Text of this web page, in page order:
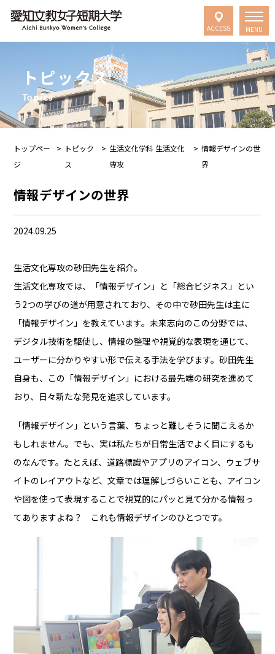
ACCESS
トピックス
Topics
MENU
トップペー
ジ
> トピック
ス
> 生活文化学科 生活文化
専攻
> 情報デザインの世
界
情報デザインの世界
2024.09.25
生活文化専攻の砂田先生を紹介。
生活文化専攻では、「情報デザイン」と「総合ビジネス」とい
う2つの学びの道が用意されており、その中で砂田先生は主に
「情報デザイン」を教えています。未来志向のこの分野では、
デジタル技術を駆使し、情報の整理や視覚的な表現を通じて、
ユーザーに分かりやすい形で伝える手法を学びます。砂田先生
自身も、この「情報デザイン」における最先端の研究を進めて
おり、日々新たな発見を追求しています。
「情報デザイン」という言葉、ちょっと難しそうに聞こえるか
もしれません。でも、実は私たちが日常生活でよく目にするも
のなんです。たとえば、道路標識やアプリのアイコン、ウェブサ
イトのレイアウトなど、文章では理解しづらいことも、アイコン
や図を使って表現することで視覚的にパッと見て分かる情報っ
てありますよね？ これも情報デザインのひとつです。